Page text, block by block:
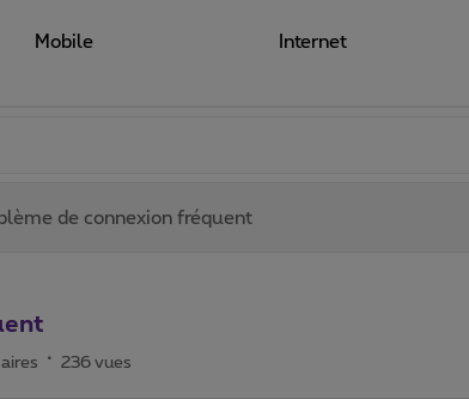
Mobile Internet
de connexion fréquent
236 vues